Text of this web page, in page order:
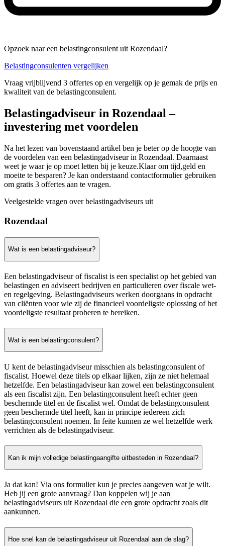
Opzoek naar een belastingconsulent uit Rozendaal?
Belastingconsulenten vergelijken
Vraag vrijblijvend 3 offertes op en vergelijk op je gemak de prijs en
kwaliteit van de belastingconsulent.
Belastingadviseur in Rozendaal –
investering met voordelen
Na het lezen van bovenstaand artikel ben je beter op de hoogte van
de voordelen van een belastingadviseur in Rozendaal. Daarnaast
weet je waar je op moet letten bij je keuze.Klaar om tijd,geld en
moeite te besparen? Je kan onderstaand contactformulier gebruiken
om gratis 3 offertes aan te vragen.
Veelgestelde vragen over belastingadviseurs uit
Rozendaal
Wat is een belastingadviseur?
Een belastingadviseur of fiscalist is een specialist op het gebied van
belastingen en adviseert bedrijven en particulieren over fiscale wet-
en regelgeving. Belastingadviseurs werken doorgaans in opdracht
van cliënten voor wie zij de financieel voordeligste oplossing of het
voordeligste resultaat proberen te bereiken.
Wat is een belastingconsulent?
U kent de belastingadviseur misschien als belastingconsulent of
fiscalist. Hoewel deze titels op elkaar lijken, zijn ze niet helemaal
hetzelfde. Een belastingadviseur kan zowel een belastingconsulent
als een fiscalist zijn. Een belastingconsulent heeft echter geen
beschermde titel en de fiscalist wel. Omdat de belastingconsulent
geen beschermde titel heeft, kan in principe iedereen zich
belastingconsulent noemen. In feite kunnen ze wel hetzelfde werk
verrichten als de belastingadviseur.
Kan ik mijn volledige belastingaangifte uitbesteden in Rozendaal?
Ja dat kan! Via ons formulier kun je precies aangeven wat je wilt.
Heb jij een grote aanvraag? Dan koppelen wij je aan
belastingadviseurs uit Rozendaal die een grote opdracht zoals dit
aankunnen.
Hoe snel kan de belastingadviseur uit Rozendaal aan de slag?